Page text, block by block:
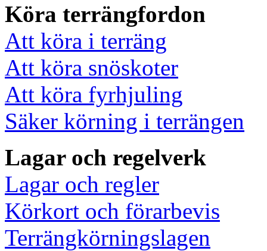
Köra terrängfordon
Att köra i terräng
Att köra snöskoter
Att köra fyrhjuling
Säker körning i terrängen
Lagar och regelverk
Lagar och regler
Körkort och förarbevis
Terrängkörningslagen